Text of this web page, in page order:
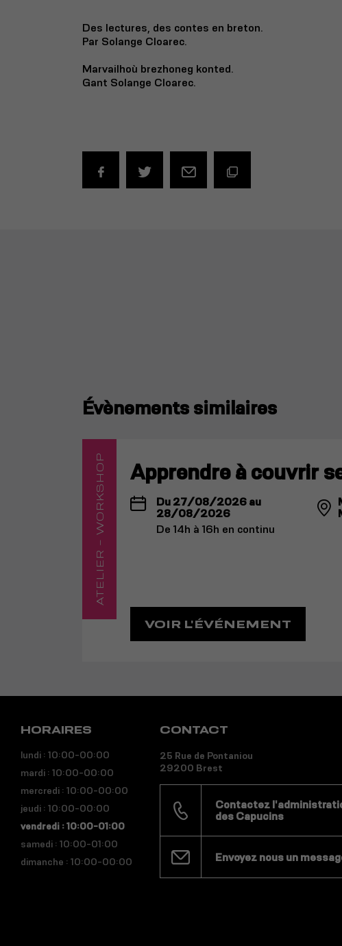
Des lectures, des contes en breton.
Par Solange Cloarec.
Marvailhoù brezhoneg konted.
Gant Solange Cloarec.
Évènements similaires
ATELIER - WORKSHOP Apprendre à couvrir
Du 27/08/2026 au
28/08/2026
De 14h à 16h en continu
VOIR L'ÉVÉNEMENT
HORAIRES
lundi : 10:00-00:00
mardi : 10:00-00:00
mercredi : 10:00-00:00
jeudi : 10:00-00:00
vendredi : 10:00-01:00
samedi : 10:00-01:00
dimanche : 10:00-00:00
CONTACT
25 Rue de Pontaniou
29200 Brest
Contactez
des Capucins
Envoyez nous un